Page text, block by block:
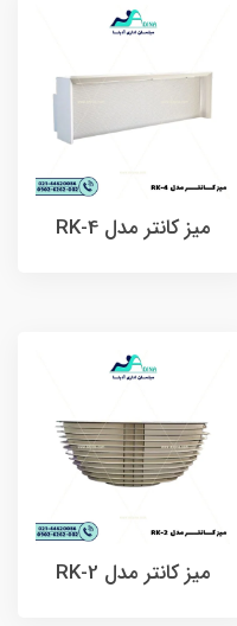
میز کانتر مدل RK-4
میز کانتر مدل RK-2